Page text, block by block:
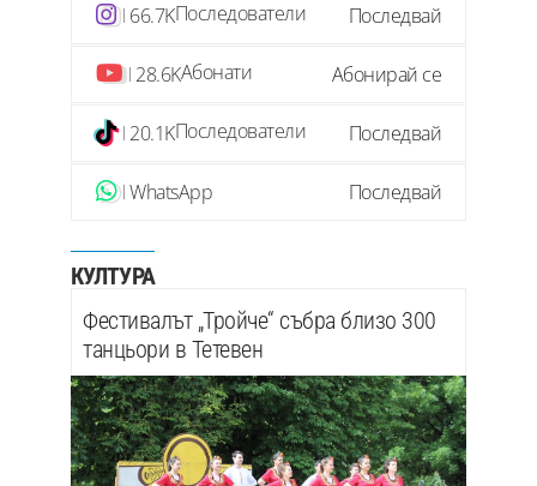
66.7KПоследователи Последвай
28.6KАбонати Абонирай се
20.1KПоследователи Последвай
WhatsApp Последвай
КУЛТУРА
Фестивалът „Тройче“ събра близо 300
танцьори в Тетевен